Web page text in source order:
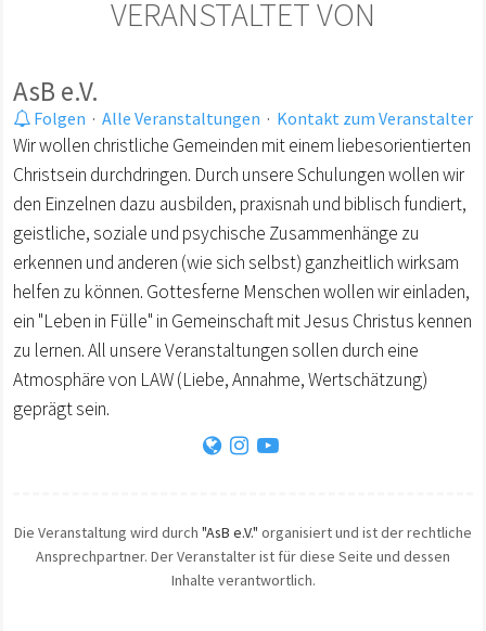
VERANSTALTET VON
AsB e.V.
Folgen · Alle Veranstaltungen · Kontakt zum Veranstalter
Wir wollen christliche Gemeinden mit einem liebesorientierten
Christsein durchdringen. Durch unsere Schulungen wollen wir
den Einzelnen dazu ausbilden, praxisnah und biblisch fundiert,
geistliche, soziale und psychische Zusammenhänge zu
erkennen und anderen (wie sich selbst) ganzheitlich wirksam
helfen zu können. Gottesferne Menschen wollen wir einladen,
ein "Leben in Fülle" in Gemeinschaft mit Jesus Christus kennen
zu lernen. All unsere Veranstaltungen sollen durch eine
Atmosphäre von LAW (Liebe, Annahme, Wertschätzung)
geprägt sein.
Die Veranstaltung wird durch "AsB e.V." organisiert und ist der rechtliche
Ansprechpartner. Der Veranstalter ist für diese Seite und dessen
Inhalte verantwortlich.